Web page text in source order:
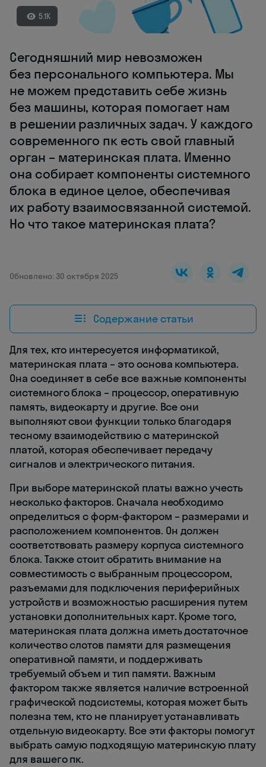
5.1K
Сегодняшний мир невозможен
без персонального компьютера. Мы
не можем представить себе жизнь
без машины, которая помогает нам
в решении различных задач. У каждого
современного пк есть свой главный
орган – материнская плата. Именно
она собирает компоненты системного
блока в единое целое, обеспечивая
их работу взаимосвязанной системой.
Но что такое материнская плата?
Обновлено: 30 октября 2025
Содержание статьи
Для тех, кто интересуется информатикой,
материнская плата – это основа компьютера.
Она соединяет в себе все важные компоненты
системного блока – процессор, оперативную
память, видеокарту и другие. Все они
выполняют свои функции только благодаря
тесному взаимодействию с материнской
платой, которая обеспечивает передачу
сигналов и электрического питания.
При выборе материнской платы важно учесть
несколько факторов. Сначала необходимо
определиться с форм-фактором – размерами и
расположением компонентов. Он должен
соответствовать размеру корпуса системного
блока. Также стоит обратить внимание на
совместимость с выбранным процессором,
разъемами для подключения периферийных
устройств и возможностью расширения путем
установки дополнительных карт. Кроме того,
материнская плата должна иметь достаточное
количество слотов памяти для размещения
оперативной памяти, и поддерживать
требуемый объем и тип памяти. Важным
фактором также является наличие встроенной
графической подсистемы, которая может быть
полезна тем, кто не планирует устанавливать
отдельную видеокарту. Все эти факторы помогут
выбрать самую подходящую материнскую плату
для вашего пк.